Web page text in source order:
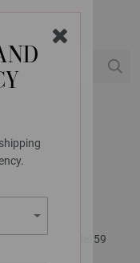
(DK) | Model 59